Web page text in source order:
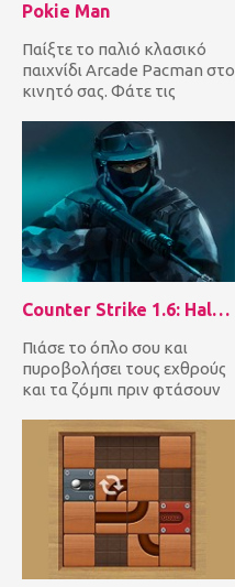
Pokie Man
Παίξτε το παλιό κλασικό
παιχνίδι Arcade Pacman στο
κινητό σας. Φάτε τις
τους ε...
Counter Strike 1.6: Half Life Mod
Πιάσε το όπλο σου και
πυροβολήσει τους εχθρούς
και τα ζόμπι πριν φτάσουν
έχετε...